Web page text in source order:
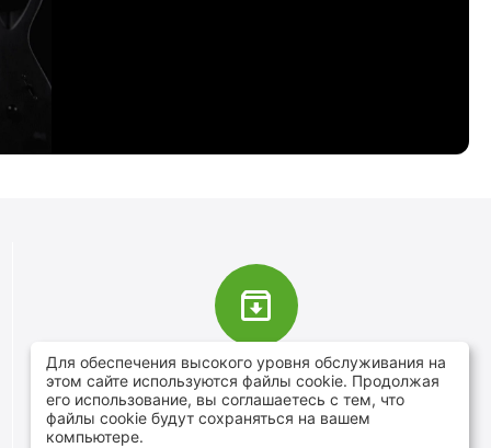
В наличии более 4000 наименований
товаров
От расходников до сценического оборудования
Для обеспечения высокого уровня обслуживания на
этом сайте используются файлы cookie. Продолжая
его использование, вы соглашаетесь с тем, что
файлы cookie будут сохраняться на вашем
компьютере.